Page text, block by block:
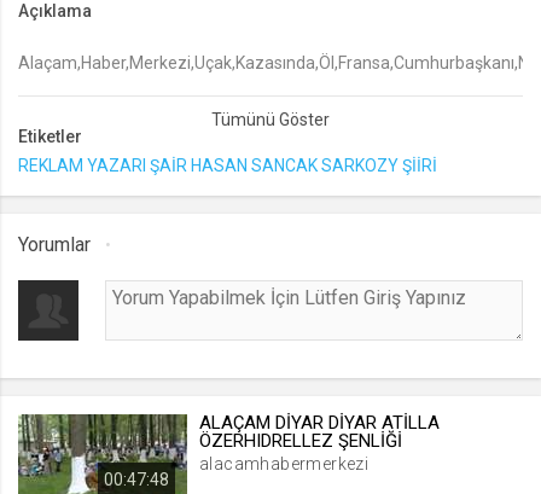
.web.tv
Seçilen dil tercihini tutmak
1 gün
Oturum doğrulama verisi
1 ay
Açıklama
Etiketler
REKLAM YAZARI ŞAİR HASAN SANCAK SARKOZY ŞİİRİ
Yorumlar
00:47:48
ALAÇAM DİYAR DİYAR ATİLLA
ÖZERHIDRELLEZ ŞENLİĞİ
alacamhabermerkezi